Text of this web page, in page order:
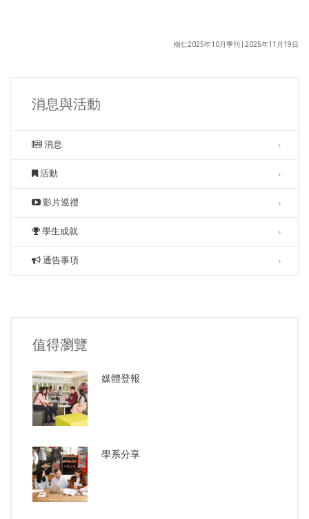
樹仁2025年10月季刊 | 2025年11月19日
消息與活動
消息
活動
影片巡禮
學生成就
通告事項
值得瀏覽
媒體登報
學系分享